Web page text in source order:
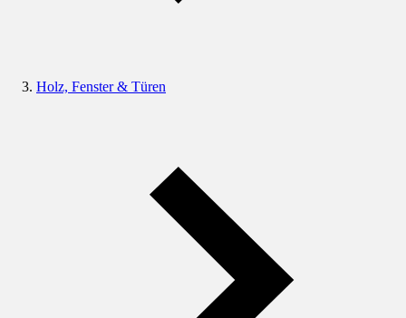
Holz, Fenster & Türen